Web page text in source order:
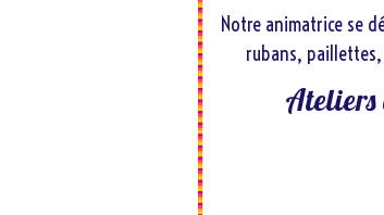
Notre animatrice se
rubans,
Ateliers